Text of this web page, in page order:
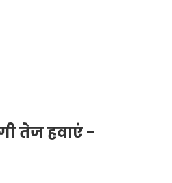
तेज हवाएं -